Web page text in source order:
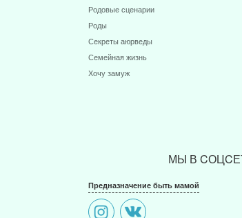
Родовые сценарии
Роды
Секреты аюрведы
Семейная жизнь
Хочу замуж
МЫ В
Предназначение быть мамой